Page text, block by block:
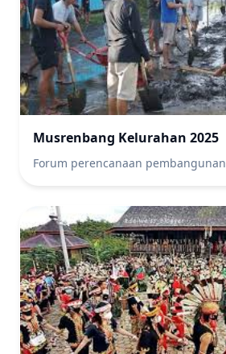
Musrenbang Kelurahan 2025
Forum perencanaan pembangunan